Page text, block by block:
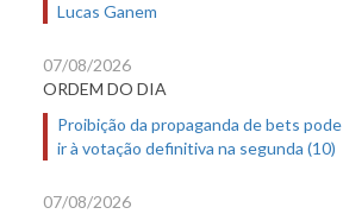
Lucas Ganem
07/08/2026
ORDEM DO DIA
Proibição da propaganda de bets pode
ir à votação definitiva na segunda (10)
07/08/2026